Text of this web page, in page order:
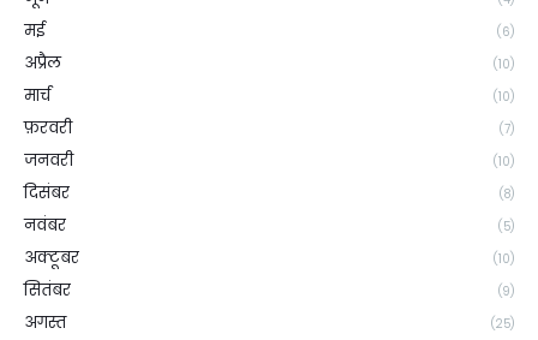
मई (6)
अप्रैल (10)
मार्च (10)
फ़रवरी (7)
जनवरी (10)
दिसंबर (8)
नवंबर (5)
अक्टूबर (10)
सितंबर (9)
अगस्त (25)